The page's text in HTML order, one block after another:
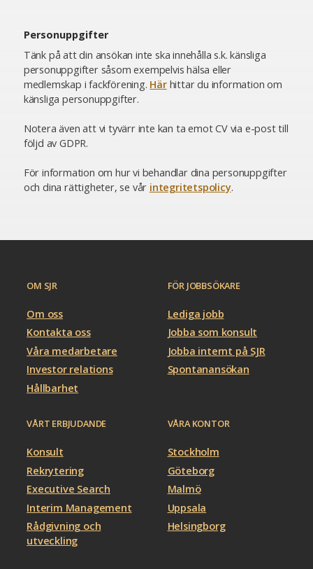
Personuppgifter
Tänk på att din ansökan inte ska innehålla s.k. känsliga
personuppgifter såsom exempelvis hälsa eller
medlemskap i fackförening. Härhittar du information om
känsliga personuppgifter.
Notera även att vi tyvärr inte kan ta emot CV via e-post till
följd av GDPR.
För information om hur vi behandlar dina personuppgifter
och dina rättigheter, se vår integritetspolicy.
OM SJR
Om oss
Kontakta oss
Våra medarbetare
Investor relations
Hållbarhet
FÖR JOBBSÖKARE
Lediga jobb
Jobba som konsult
Jobba internt på SJR
Spontanansökan
VÅRT ERBJUDANDE
Konsult
Rekrytering
Executive Search
Interim Management
Rådgivning och
utveckling
VÅRA KONTOR
Stockholm
Göteborg
Malmö
Uppsala
Helsingborg